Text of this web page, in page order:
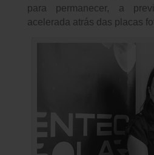
para permanecer, a
acelerada atrás das placas